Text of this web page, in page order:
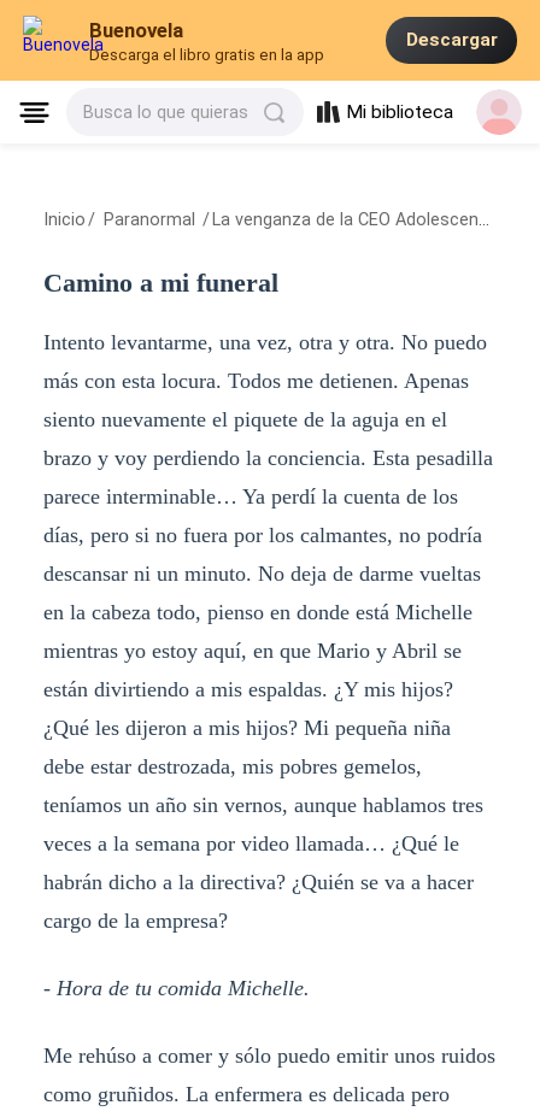
Buenovela
Descarga el libro gratis en la app
Descargar
Busca lo que quieras Mi biblioteca
Inicio / Paranormal / La venganza de la CEO Adolescente
Camino a mi funeral
Intento levantarme, una vez, otra y otra. No puedo
más con esta locura. Todos me detienen. Apenas
siento nuevamente el piquete de la aguja en el
brazo y voy perdiendo la conciencia. Esta pesadilla
parece interminable… Ya perdí la cuenta de los
días, pero si no fuera por los calmantes, no podría
descansar ni un minuto. No deja de darme vueltas
en la cabeza todo, pienso en donde está Michelle
mientras yo estoy aquí, en que Mario y Abril se
están divirtiendo a mis espaldas. ¿Y mis hijos?
¿Qué les dijeron a mis hijos? Mi pequeña niña
debe estar destrozada, mis pobres gemelos,
teníamos un año sin vernos, aunque hablamos tres
veces a la semana por video llamada… ¿Qué le
habrán dicho a la directiva? ¿Quién se va a hacer
cargo de la empresa?
- Hora de tu comida Michelle.
Me rehúso a comer y sólo puedo emitir unos ruidos
como gruñidos. La enfermera es delicada pero